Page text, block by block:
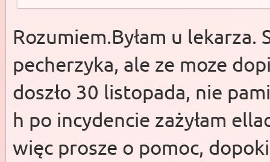
Rozumiem.Byłam u
pecherzyka, ale ze moze
doszło 30 listopada, nie
h po incydencie zażyłam
więc prosze o pomoc,